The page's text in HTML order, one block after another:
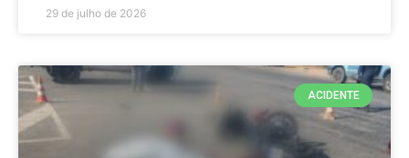
29 de julho de 2026
ACIDENTE